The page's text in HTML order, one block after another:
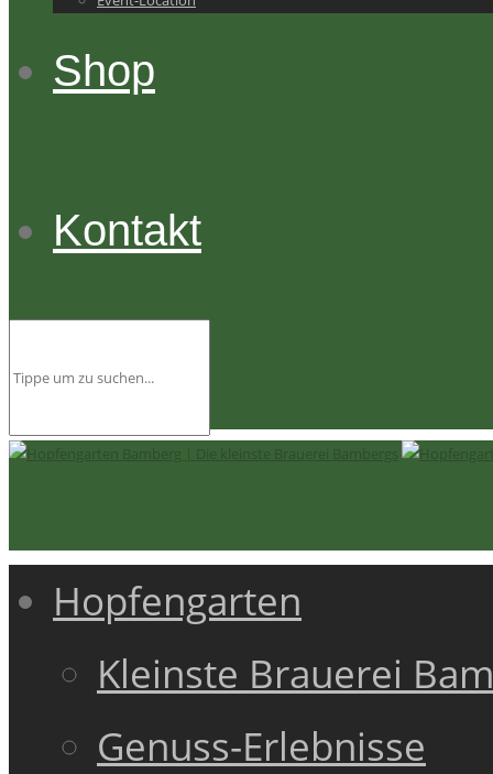
Shop
Kontakt
Hopfengarten
Kleinste Brauerei
Genuss-Erlebnisse